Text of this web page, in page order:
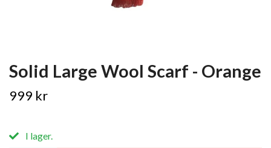
Solid Large Wool Scarf - Orange
999 kr
I lager.